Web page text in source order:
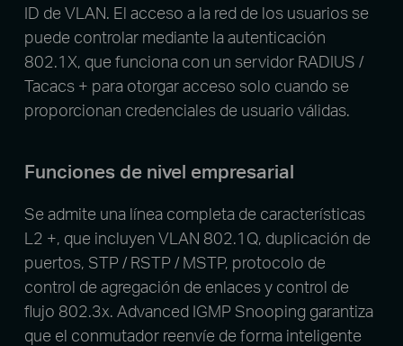
ID de VLAN. El acceso a la red de los usuarios se
puede controlar mediante la autenticación
802.1X, que funciona con un servidor RADIUS /
Tacacs + para otorgar acceso solo cuando se
proporcionan credenciales de usuario válidas.
Funciones de nivel empresarial
Se admite una línea completa de características
L2 +, que incluyen VLAN 802.1Q, duplicación de
puertos, STP / RSTP / MSTP, protocolo de
control de agregación de enlaces y control de
flujo 802.3x. Advanced IGMP Snooping garantiza
que el conmutador reenvíe de forma inteligente